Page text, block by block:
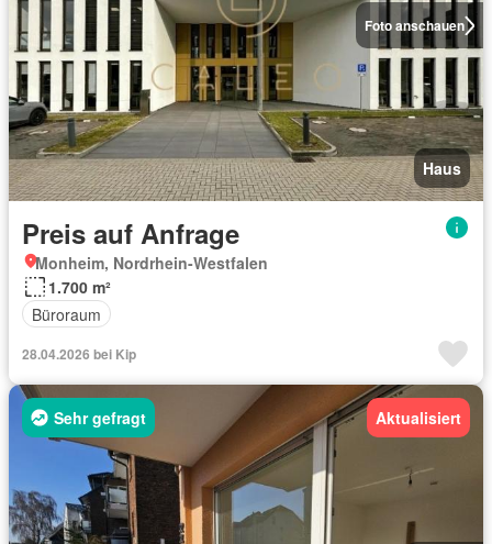
Foto anschauen
Haus
Preis auf Anfrage
Monheim, Nordrhein-Westfalen
1.700 m²
Büroraum
28.04.2026 bei Kip
Sehr gefragt Aktualisiert